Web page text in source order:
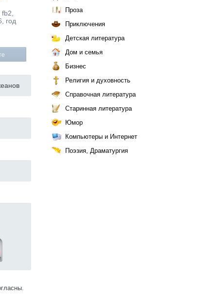
год
Проза
Приключения
Детская литература
Дом и семья
Бизнес
Религия и духовность
Справочная литература
Старинная литература
Юмор
Компьютеры и Интернет
Поэзия, Драматургия